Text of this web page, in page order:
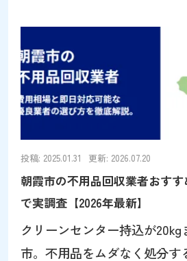
家電は、出張買取を利用する
す。パワーセラーは家具・家
年間6万点以上の販売実績があ
きます。 パワーセラーの店舗は朝霞市幸町にあ
り、朝霞市は最も対応しやす
す。予約状況が合えば、最短
可能です。朝霞市では、朝霞
投稿: 2025.01.31 更新: 2026.07.20
朝霞市の不用品回収業者おす
で実調査【2026年最新】
クリーンセンター持込が
市。不用品をムダなく処分す